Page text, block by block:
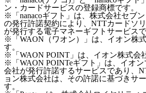
ン・カードサービスの登録商標です。
※「nanacoギフト」は、株式会社セブ
の発行許諾契約により、NTTカードソ
が発行する電子マネーギフトサービスで
※「WAON（ワオン）」は、イオン株
す。
※「WAON POINT」は、イオン株式会
※「WAON POINTeギフト」は、イオ
会社が発行許諾するサービスであり、
ョン株式会社は、その許諾に基づきサ
す。